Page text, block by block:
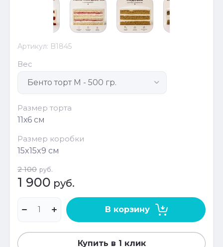
Артикул: B1845
Вес
Размер торта
11х6 см
Размер коробки
15x15x9 см
2 100 руб.
1 900 руб.
В корзину
Купить в 1 клик